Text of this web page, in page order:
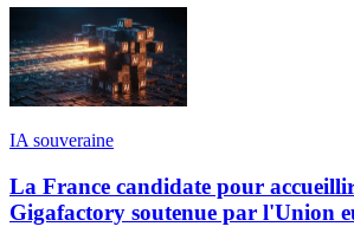
IA souveraine
La France candidate pour
Gigafactory soutenue par l'Union